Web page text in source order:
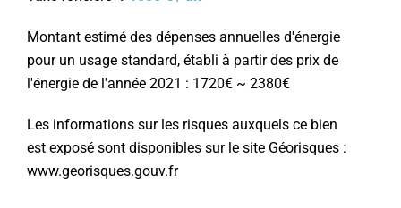
Montant estimé des dépenses annuelles d'énergie
pour un usage standard, établi à partir des prix de
l'énergie de l'année 2021 : 1720€ ~ 2380€
Les informations sur les risques auxquels ce bien
est exposé sont disponibles sur le site Géorisques :
www.georisques.gouv.fr